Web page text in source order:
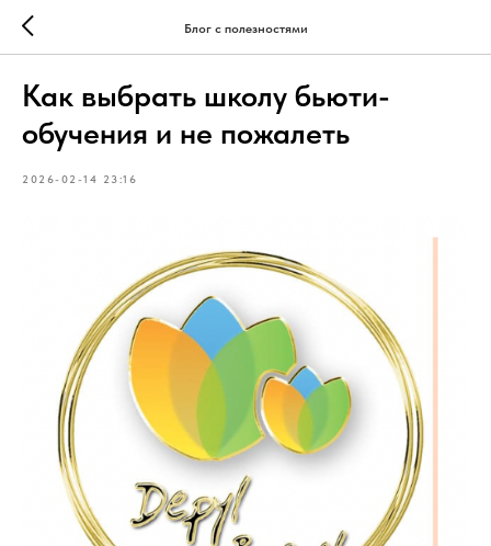
Блог с полезностями
Как выбрать школу бьюти-
обучения и не пожалеть
2026-02-14 23:16